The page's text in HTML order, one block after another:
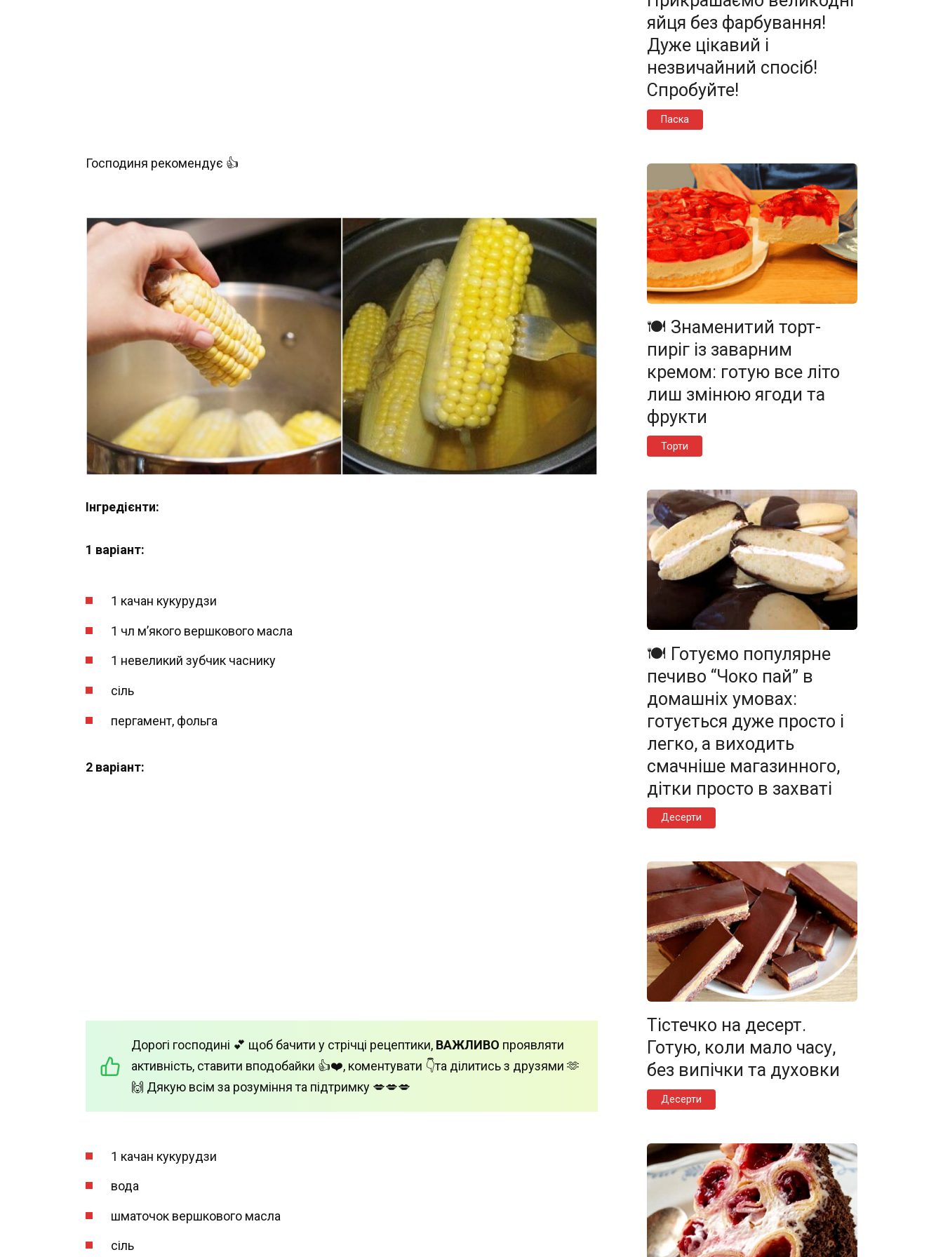
Господиня рекомендує 👍
Інгредієнти:
1 варіант:
1 качан кукурудзи
1 чл м’якого вершкового масла
1 невеликий зубчик часнику
сіль
пергамент, фольга
2 варіант:
Дорогі господині 💕 щоб бачити у стрічці рецептики, ВАЖЛИВО проявляти
активність, ставити вподобайки 👍❤️, коментувати 👇та ділитись з друзями 🫶
🙌 Дякую всім за розуміння та підтримку 💋💋💋
1 качан кукурудзи
вода
шматочок вершкового масла
сіль
яйця без фарбування!
Дуже цікавий і
незвичайний спосіб!
Спробуйте!
Паска
🍽️ Знаменитий торт-
пиріг із заварним
кремом: готую все літо
лиш змінюю ягоди та
фрукти
Торти
🍽️ Готуємо популярне
печиво “Чоко пай” в
домашніх умовах:
готується дуже просто і
легко, а виходить
смачніше магазинного,
дітки просто в захваті
Десерти
Тістечко на десерт.
Готую, коли мало часу,
без випічки та духовки
Десерти